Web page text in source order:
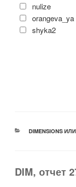
nulize
orangeva_ya
shyka2
РУБРИКИ
DIMENSIONS
DIM, отчет